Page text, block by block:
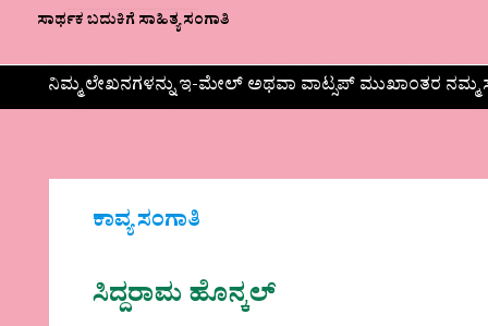
ಸಾರ್ಥಕ ಬದುಕಿಗೆ ಸಾಹಿತ್ಯ ಸಂಗಾತಿ
ನಿಮ್ಮ ಲೇಖನಗಳನ್ನು ಇ-ಮೇಲ್ ಅಥವಾ ವಾಟ್ಸಪ್ ಮುಖಾಂತರ
ಕಾವ್ಯ ಸಂಗಾತಿ
ಸಿದ್ದರಾಮ ಹೊನ್ಕಲ್‌